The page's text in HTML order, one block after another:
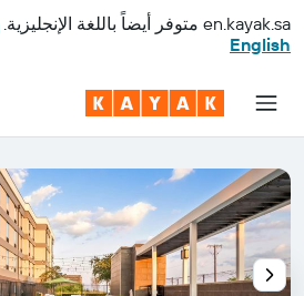
en.kayak.sa متوفر أيضاً باللغة الإنجليزية.
English